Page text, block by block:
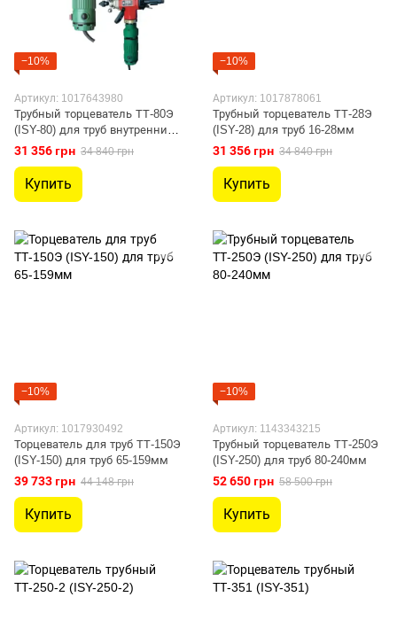
−10%
Артикул: 1017643980
Трубный торцеватель ТТ-80Э
(ISY-80) для труб внутренним
диаметром 28-76мм
31 356 грн 34 840 грн
Купить
−10%
Артикул: 1017878061
Трубный торцеватель ТТ-28Э
(ISY-28) для труб 16-28мм
31 356 грн 34 840 грн
Купить
−10%
Артикул: 1017930492
Торцеватель для труб ТТ-150Э
(ISY-150) для труб 65-159мм
39 733 грн 44 148 грн
Купить
−10%
Артикул: 1143343215
Трубный торцеватель ТТ-250Э
(ISY-250) для труб 80-240мм
52 650 грн 58 500 грн
Купить